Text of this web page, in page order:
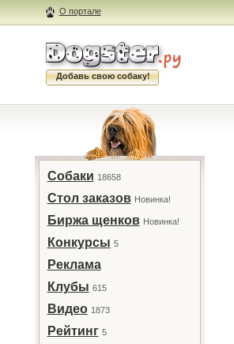
О портале
Добавь свою собаку!
Собаки 18658
Стол заказов Новинка!
Биржа щенков Новинка!
Конкурсы 5
Реклама
Клубы 615
Видео 1873
Рейтинг 5